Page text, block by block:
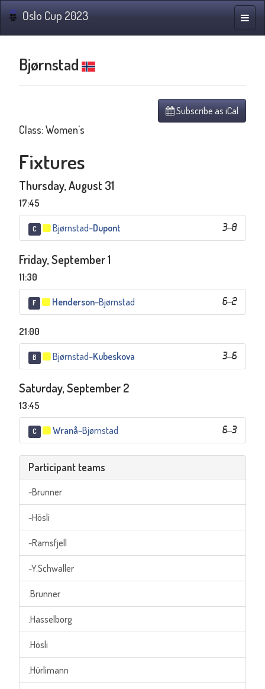
Toggle
Oslo Cup 2023
Bjørnstad
Subscribe as iCal
Class: Women's
Fixtures
Thursday, August 31
17:45
C 3–8
Bjørnstad–Dupont
Friday, September 1
11:30
F 6–2
Henderson–Bjørnstad
21:00
B 3–6
Bjørnstad–Kubeskova
Saturday, September 2
13:45
C 6–3
Wranå–Bjørnstad
Participant teams
-Brunner
-Hösli
-Ramsfjell
-Y.Schwaller
.Brunner
.Hasselborg
.Hösli
.Hürlimann